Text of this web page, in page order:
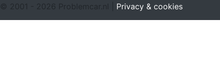
© 2001 - 2026 Problemcar.nl | Privacy & cookies